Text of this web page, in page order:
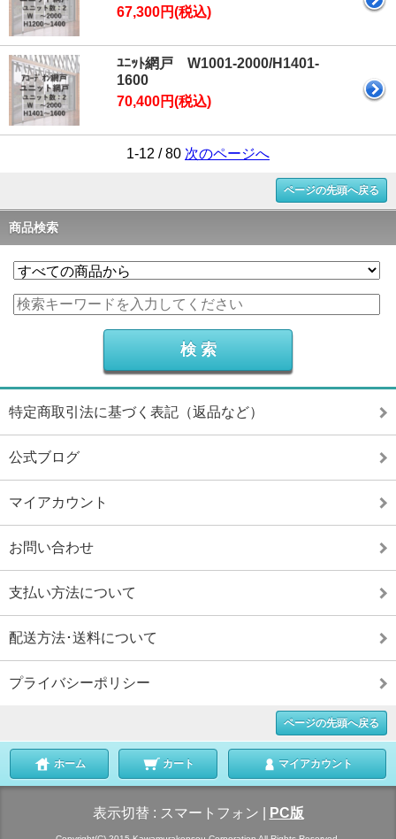
67,300円(税込)
ﾕﾆｯﾄ網戸 W1001-2000/H1401-
1600
70,400円(税込)
1-12 / 80 次のページへ
ページの先頭へ戻る
商品検索
特定商取引法に基づく表記（返品など）
公式ブログ
マイアカウント
お問い合わせ
支払い方法について
配送方法･送料について
プライバシーポリシー
ページの先頭へ戻る
ホーム カート マイアカウント
表示切替 : スマートフォン PC版